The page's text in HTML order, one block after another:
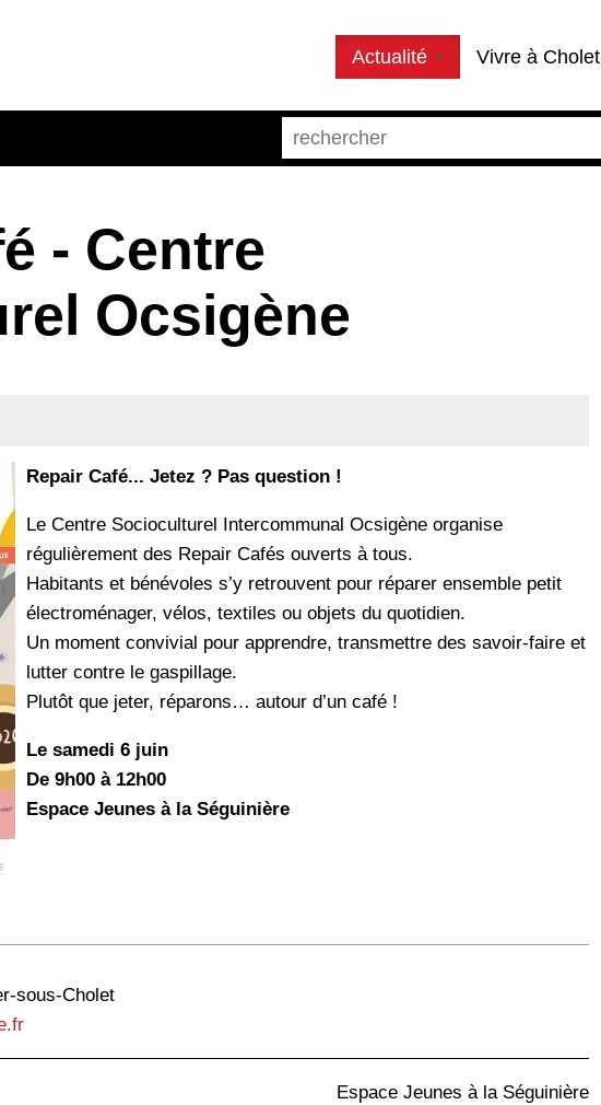
Actualité Vivre à Cholet
- Centre
Ocsigène
Repair Café... Jetez ? Pas question !
Le Centre Socioculturel Intercommunal Ocsigène organise
régulièrement des Repair Cafés ouverts à tous.
Habitants et bénévoles s’y retrouvent pour réparer ensemble petit
électroménager, vélos, textiles ou objets du quotidien.
Un moment convivial pour apprendre, transmettre des savoir-faire et
lutter contre le gaspillage.
Plutôt que jeter, réparons… autour d’un café !
Le samedi 6 juin
De 9h00 à 12h00
Espace Jeunes à la Séguinière
sous-Cholet
Espace Jeunes à la Séguinière